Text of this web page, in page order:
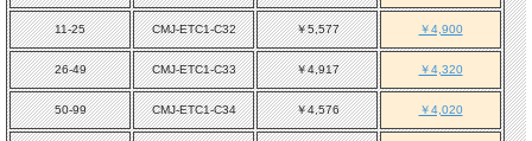
11-25 CMJ-ETC1-C32 ￥5,577 ￥4,900
26-49 CMJ-ETC1-C33 ￥4,917 ￥4,320
50-99 CMJ-ETC1-C34 ￥4,576 ￥4,020